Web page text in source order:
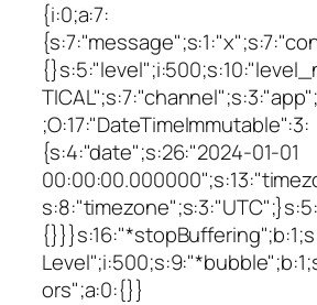
{i:0;a:7:
;O:17:"DateTimeImmutable":3:
{s:4:"date";s:26:"2024-01-01
ors";a:0:{}}